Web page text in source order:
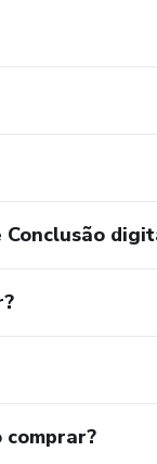
Conclusão
comprar?